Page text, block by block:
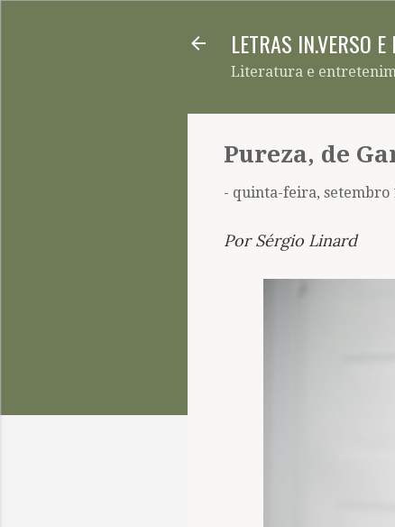
LETRAS IN.VERSO E
Literatura e
Pureza, de
- quinta-feira, setembro
Por Sérgio Linard